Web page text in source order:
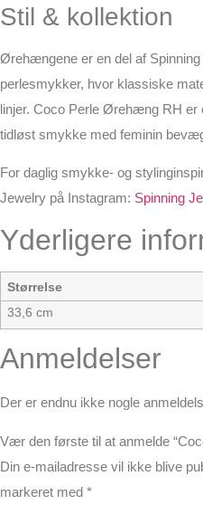
Stil & kollektion
Ørehængene er en del af
perlesmykker, hvor klassiske
linjer. Coco Perle Ørehæng RH er
tidløst smykke med feminin
For daglig smykke- og
Jewelry på Instagram: Spinning
Yderligere
Størrelse
33,6 cm
Anmeldelser
Der er endnu ikke nogle
Vær den første til at anmelde
Din e-mailadresse vil ikke blive
markeret med *